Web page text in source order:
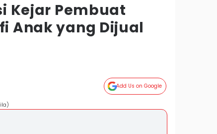
Kejar Pembuat
Anak yang Dijual
Add Us on Google